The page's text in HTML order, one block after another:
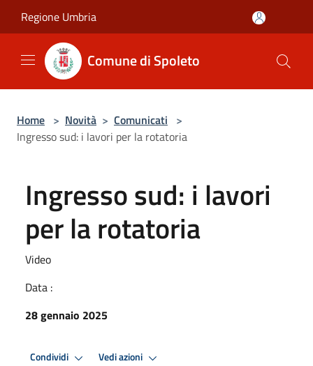
Regione Umbria
Comune di Spoleto
Home > Novità > Comunicati >
Ingresso sud: i lavori per la rotatoria
Ingresso sud: i lavori
per la rotatoria
Video
Data :
28 gennaio 2025
Condividi Vedi azioni